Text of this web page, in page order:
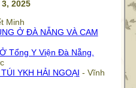
2025
Minh
Ở ĐÀ NẴNG VÀ CAM
Tổng Y Viện Đà Nẵng,
YKH HẢI NGOẠI - Vĩnh